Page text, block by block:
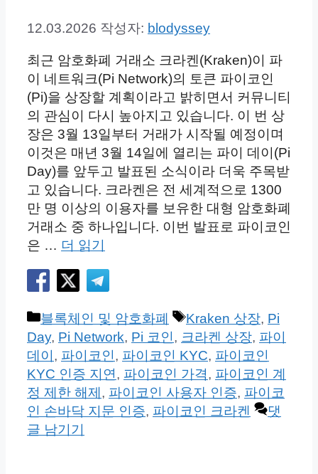
12.03.2026 작성자: blodyssey
최근 암호화폐 거래소 크라켄(Kraken)이 파
이 네트워크(Pi Network)의 토큰 파이코인
(Pi)을 상장할 계획이라고 밝히면서 커뮤니티
의 관심이 다시 높아지고 있습니다. 이 번 상
장은 3월 13일부터 거래가 시작될 예정이며
이것은 매년 3월 14일에 열리는 파이 데이(Pi
Day)를 앞두고 발표된 소식이라 더욱 주목받
고 있습니다. 크라켄은 전 세계적으로 1300
만 명 이상의 이용자를 보유한 대형 암호화폐
거래소 중 하나입니다. 이번 발표로 파이코인
은 … 더 읽기
카
테
고
리
블록체인 및 암호화폐
태
그
Kraken 상장, Pi
Day, Pi Network, Pi 코인, 크라켄 상장, 파이
데이 , 파이코인, 파이코인 KYC, 파이코인
KYC 인증 지연 , 파이코인 가격, 파이코인 계
정 제한 해제 , 파이코인 사용자 인증, 파이코
인 손바닥 지문 인증, 파이코인 크라켄
댓
글 남기기